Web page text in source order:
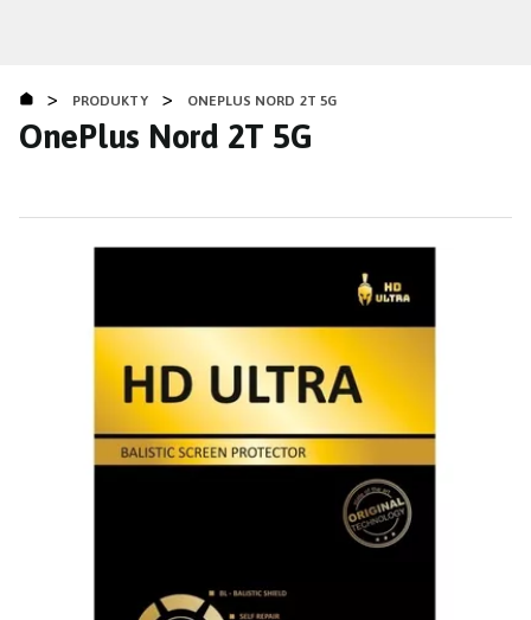
obsahu
> PRODUKTY > ONEPLUS NORD 2T 5G
OnePlus Nord 2T 5G